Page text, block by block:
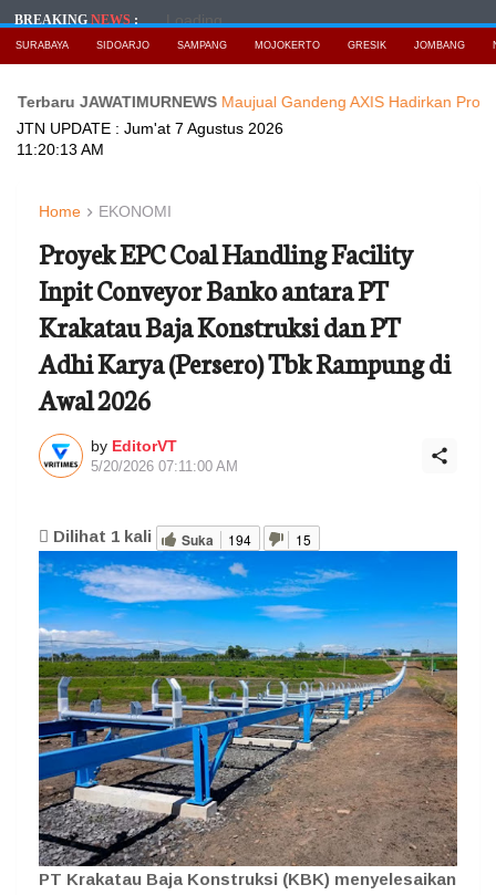
BREAKINGNEWS: Loading...
SURABAYA SIDOARJO SAMPANG MOJOKERTO GRESIK JOMBANG
Maujual Gandeng AXIS Hadirkan Promo
JTN UPDATE : Jum'at 7 Agustus 2026
11:20:15 AM
Home EKONOMI
Proyek EPC Coal Handling Facility
Inpit Conveyor Banko antara PT
Krakatau Baja Konstruksi dan PT
Adhi Karya (Persero) Tbk Rampung di
Awal 2026
by EditorVT
5/20/2026 07:11:00 AM
Dilihat 1 kali Suka 194 15
PT Krakatau Baja Konstruksi (KBK) menyelesaikan